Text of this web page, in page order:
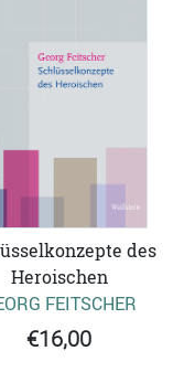
des
Heroischen
FEITSCHER
€16,00